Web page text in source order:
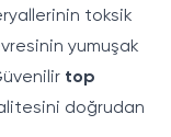
toksik
yumuşak
top
doğrudan